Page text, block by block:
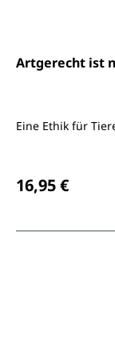
Artgerecht ist
Eine Ethik für
16,95 €